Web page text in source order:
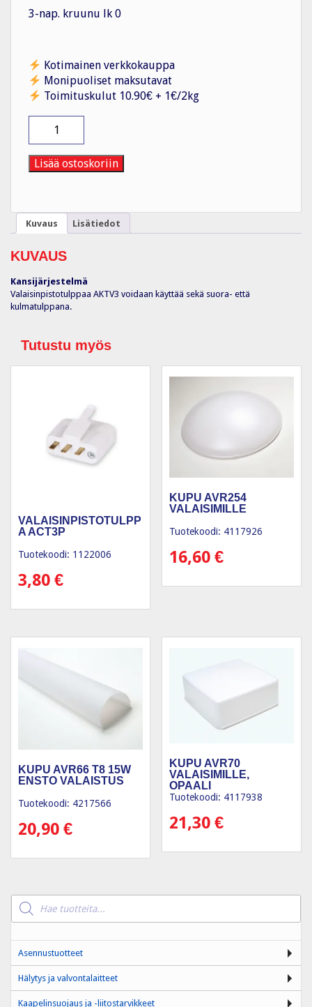
3-nap. kruunu lk 0
Kotimainen verkkokauppa
Monipuoliset maksutavat
Toimituskulut 10.90€ + 1€/2kg
nap.
kruunu
lk
Lisää ostoskoriin
Kuvaus Lisätiedot
KUVAUS
Kansijärjestelmä
Valaisinpistotulppaa AKTV3 voidaan käyttää sekä suora- että
kulmatulppana.
Tutustu myös
VALAISINPISTOTULPP
A ACT3P
Tuotekoodi: 1122006
3,80 €
KUPU AVR254
VALAISIMILLE
Tuotekoodi: 4117926
16,60€
KUPU AVR66 T8 15W
ENSTO VALAISTUS
Tuotekoodi: 4217566
20,90 €
KUPU AVR70
VALAISIMILLE,
OPAALI
Tuotekoodi: 4117938
21,30€
Products
search
Asennustuotteet
Hälytys ja valvontalaitteet
Kaapelinsuojaus ja -liitostarvikkeet